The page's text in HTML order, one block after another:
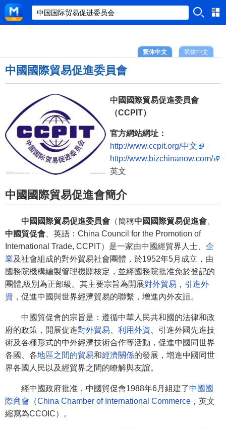
简体中文
繁体中文
中國國際貿易促進委員會
中國國際貿易促進委員會
（CCPIT）
官方網站網址：
http://www.ccpit.org/中文
http://www.bizchinanow.com/
英文
中國國際貿易促進會簡介
中國國際貿易促進委員會 （簡稱中國國際貿易促進會
中國貿促會 、英語：China Council for the Promotion of
International Trade, CCPIT）是一家由中國經貿界人士、 企
業及社會組成的對外貿易社會團體，於1952年5月成立，由
國務院機構編製管理機關核定，並經國務院批准免於登記的
團體,級別為正部級。其主要宗旨為開展對外貿易 ， 引進外
資 ，促進中國與世界經濟貿易的聯繫，增進內外友誼。
中國貿促會的宗旨是：遵循中華人民共和國的法律和政
府的政策，開展促進對外貿易 利用外資 、引進外國先進技
術及各種形式的中外經濟技術合作等活動，促進中國同世界
各國、各地區之間的貿易和經濟關係的發展，增進中國同世
界各國人民以及經貿界之間的瞭解與友誼。
經中國政府批准，中國貿促會1988年6月組建了中國國
際商會 （China Chamber of International Commerce ，英文
縮寫為CCOIC）。